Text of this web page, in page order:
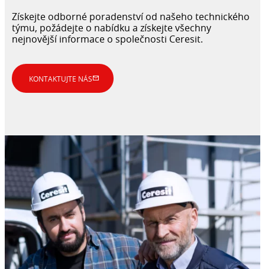
Získejte odborné poradenství od našeho technického
týmu, požádejte o nabídku a získejte všechny
nejnovější informace o společnosti Ceresit.
KONTAKTUJTE NÁS